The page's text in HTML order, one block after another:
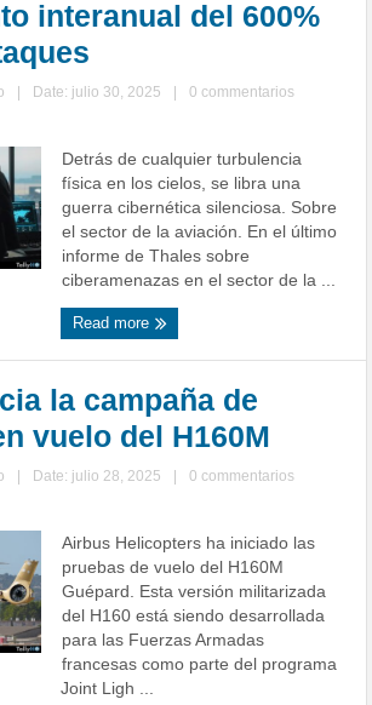
interanual del 600%
Date: julio 30, 2025
0 commentarios
Detrás de cualquier turbulencia
física en los cielos, se libra una
guerra cibernética silenciosa. Sobre
el sector de la aviación. En el último
informe de Thales sobre
ciberamenazas en el sector de la ...
Read more
la campaña de
vuelo del H160M
Date: julio 28, 2025
0 commentarios
Airbus Helicopters ha iniciado las
pruebas de vuelo del H160M
Guépard. Esta versión militarizada
del H160 está siendo desarrollada
para las Fuerzas Armadas
francesas como parte del programa
Joint Ligh ...